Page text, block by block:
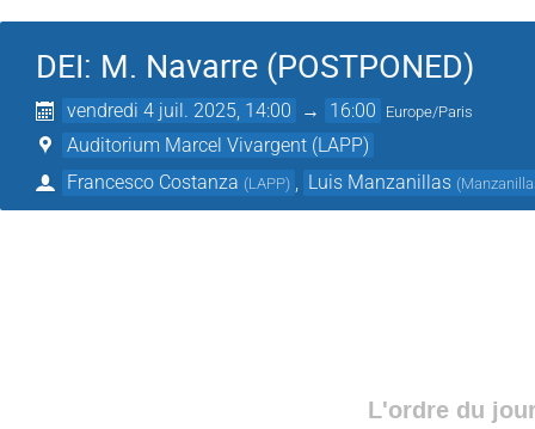
DEI: M. Navarre (POSTPONED)
vendredi 4 juil. 2025, 14:00 → 16:00 Europe/Paris
Auditorium Marcel Vivargent (LAPP)
Francesco Costanza (LAPP) Luis Manzanillas (
L'ordre du